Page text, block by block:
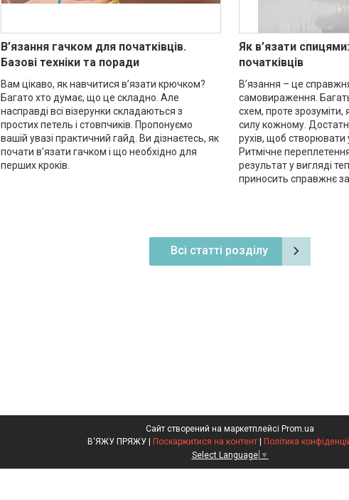
В’язання гачком для початківців.
Базові техніки та поради
Вам цікаво, як навчитися в’язати крючком?
Багато хто думає, що це складно. Але
насправді всі візерунки складаються з
простих петель і стовпчиків. Пропонуємо
вашій увазі практичний гайд. Ви дізнаєтесь, як
почати в’язати гачком і що необхідно для
перших кроків.
Як в’язати
початківців
В’язання – це
самовираження.
схем, проте зрозуміти,
силу кожному.
рухів, щоб створювати
Ритмічне
результат у вигляді
приносить справжнє
Всі статті розділу
Сайт створений на маркетплейсі Prom.ua
Поскаржитися на контент
Політика
Select Language ▼